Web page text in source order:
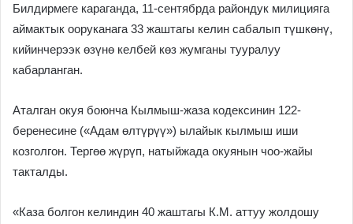
Билдирмеге караганда, 11-сентябрда райондук милицияга
аймактык ооруканага 33 жаштагы келин сабалып түшкөнү,
кийинчерээк өзүнө келбей көз жумганы тууралуу
кабарланган.
Аталган окуя боюнча Кылмыш-жаза кодексинин 122-
беренесине («Адам өлтүрүү») ылайык кылмыш иши
козголгон. Тергөө жүрүп, натыйжада окуянын чоо-жайы
такталды.
«Каза болгон келиндин 40 жаштагы К.М. аттуу жолдошу